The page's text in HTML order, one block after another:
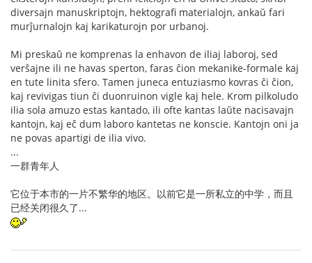
diversajn manuskriptojn, hektografi materialojn, ankaŭ fari
murĵurnalojn kaj karikaturojn por urbanoj.
Mi preskaŭ ne komprenas la enhavon de iliaj laboroj, sed
verŝajne ili ne havas sperton, faras ĉion mekanike-formale kaj
en tute linita sfero. Tamen juneca entuziasmo kovras ĉi ĉion,
kaj revivigas tiun ĉi duonruinon vigle kaj hele. Krom pilkoludo
ilia sola amuzo estas kantado, ili ofte kantas laŭte nacisavajn
kantojn, kaj eĉ dum laboro kantetas ne konscie. Kantojn oni ja
ne povas apartigi de ilia vivo.
...
一群青年人
它位于本市的一片不繁华的地区。以前它是一所私立的中学，而且
已经关闭很久了...